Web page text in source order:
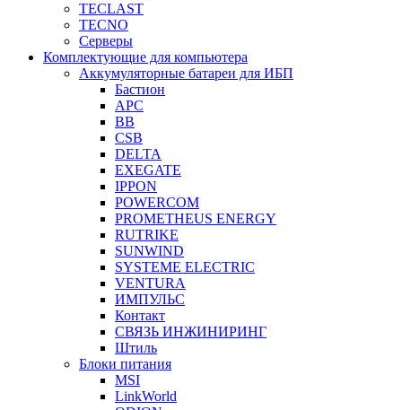
TECLAST
TECNO
Серверы
Комплектующие для компьютера
Аккумуляторные батареи для ИБП
Бастион
APC
BB
CSB
DELTA
EXEGATE
IPPON
POWERCOM
PROMETHEUS ENERGY
RUTRIKE
SUNWIND
SYSTEME ELECTRIC
VENTURA
ИМПУЛЬС
Контакт
СВЯЗЬ ИНЖИНИРИНГ
Штиль
Блоки питания
MSI
LinkWorld